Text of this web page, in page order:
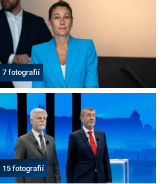
7 fotografií
15 fotografií